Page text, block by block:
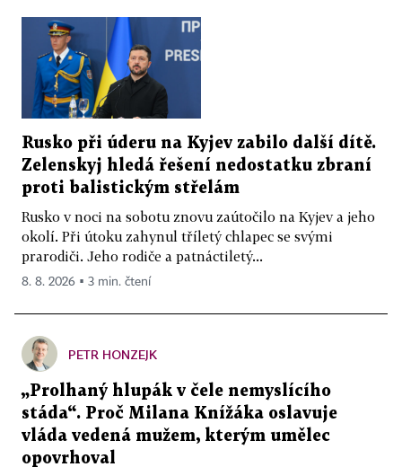
Rusko při úderu na Kyjev zabilo další dítě.
Zelenskyj hledá řešení nedostatku zbraní
proti balistickým střelám
Rusko v noci na sobotu znovu zaútočilo na Kyjev a jeho
okolí. Při útoku zahynul tříletý chlapec se svými
prarodiči. Jeho rodiče a patnáctiletý...
8. 8. 2026 ▪ 3 min. čtení
PETR HONZEJK
„Prolhaný hlupák v čele nemyslícího
stáda“. Proč Milana Knížáka oslavuje
vláda vedená mužem, kterým umělec
opovrhoval